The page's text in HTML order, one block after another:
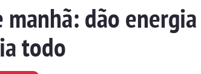
dão energia
todo